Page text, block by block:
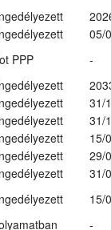
05/
PPP
-
31/
31/
15/
29/
31/
15/
-